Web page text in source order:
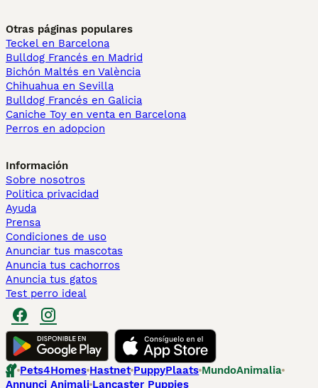
Otras páginas populares
Teckel en Barcelona
Bulldog Francés en Madrid
Bichón Maltés en València
Chihuahua en Sevilla
Bulldog Francés en Galicia
Caniche Toy en venta en Barcelona
Perros en adopcion
Información
Sobre nosotros
Politica privacidad
Ayuda
Prensa
Condiciones de uso
Anunciar tus mascotas
Anuncia tus cachorros
Anuncia tus gatos
Test perro ideal
Pets4Homes Hastnet PuppyPlaats MundoAnimalia
Annunci Animali Lancaster Puppies